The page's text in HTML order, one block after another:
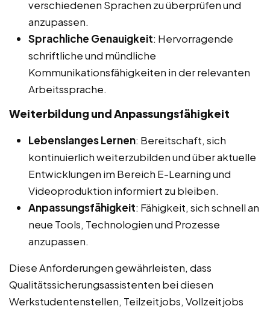
verschiedenen Sprachen zu überprüfen und
anzupassen.
Sprachliche Genauigkeit: Hervorragende
schriftliche und mündliche
Kommunikationsfähigkeiten in der relevanten
Arbeitssprache.
Weiterbildung und Anpassungsfähigkeit
Lebenslanges Lernen: Bereitschaft, sich
kontinuierlich weiterzubilden und über aktuelle
Entwicklungen im Bereich E-Learning und
Videoproduktion informiert zu bleiben.
Anpassungsfähigkeit: Fähigkeit, sich schnell an
neue Tools, Technologien und Prozesse
anzupassen.
Diese Anforderungen gewährleisten, dass
Qualitätssicherungsassistenten bei diesen
Werkstudentenstellen, Teilzeitjobs, Vollzeitjobs